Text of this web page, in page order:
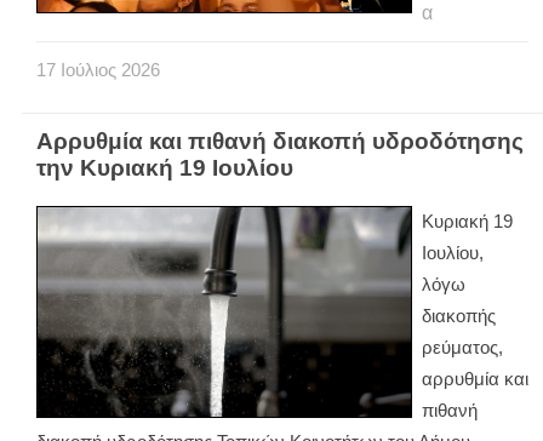
α
17 Ιούλιος 2026
Αρρυθμία και πιθανή διακοπή υδροδότησης
την Κυριακή 19 Ιουλίου
Κυριακή 19
Ιουλίου,
λόγω
διακοπής
ρεύματος,
αρρυθμία και
πιθανή